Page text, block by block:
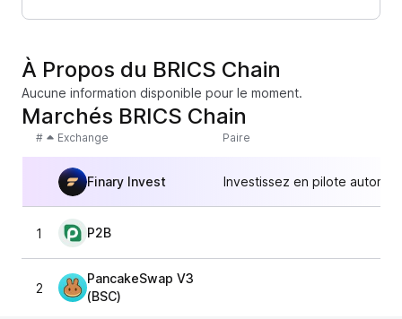
À Propos du BRICS Chain
Aucune information disponible pour le moment.
Marchés BRICS Chain
# Exchange Paire
Finary Invest Investissez en pilote
1 P2B
2
PancakeSwap V3
(BSC)